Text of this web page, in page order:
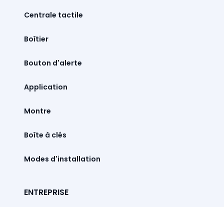
Centrale tactile
Boîtier
Bouton d'alerte
Montre
Boîte à clés
Modes d'installation
ENTREPRISE